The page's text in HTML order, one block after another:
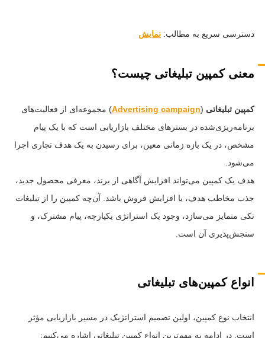
دسترسی سریع به مطالب: نمایش
معنی کمپین تبلیغاتی چیست؟
کمپین تبلیغاتی (
Advertising campaign) مجموعه‌ای از فعالیت‌های
برنامه‌ریزی‌شده در بسترهای مختلف بازاریابی است که با یک پیام
مشخص، در یک بازه زمانی معین، برای رسیدن به یک هدف تجاری اجرا
می‌شود.
هدف یک کمپین می‌تواند افزایش آگاهی از برند، معرفی محصول جدید،
جذب مخاطب هدف، یا افزایش فروش باشد. آن‌چه کمپین را از تبلیغات
تکی متمایز می‌سازد، وجود یک استراتژی یکپارچه، پیام مشترک، و
سنجش‌پذیری آن است.
انواع کمپین‌های تبلیغاتی
انتخاب نوع کمپین، اولین تصمیم استراتژیک در مسیر بازاریابی مؤثر
است. در ادامه به مهم‌ترین انواع کمپین تبلیغاتی اشاره می‌کنیم: